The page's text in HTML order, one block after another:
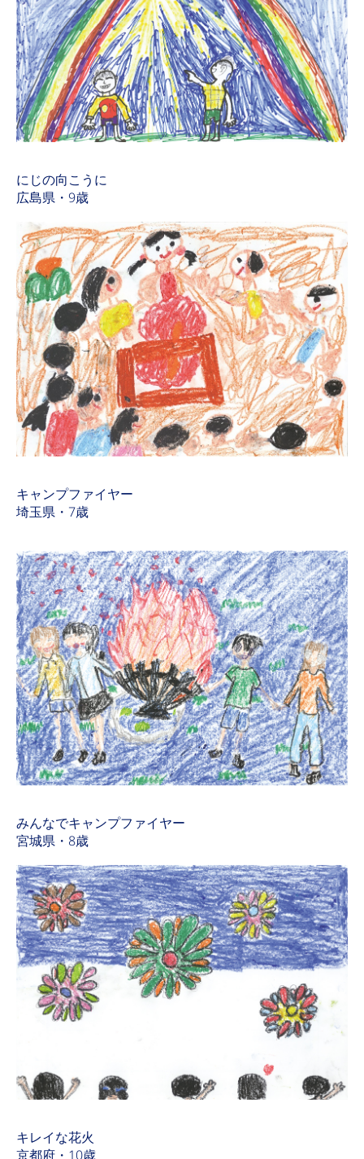
にじの向こうに
広島県・9歳
キャンプファイヤー
埼玉県・7歳
みんなでキャンプファイヤー
宮城県・8歳
キレイな花火
京都府・10歳